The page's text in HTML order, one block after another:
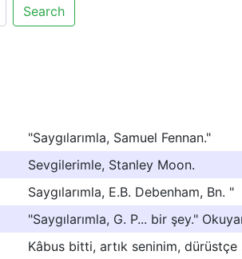
Search
"Saygılarımla, Samuel Fennan."
Sevgilerimle, Stanley Moon.
Saygılarımla, E.B. Debenham, Bn. "
"Saygılarımla, G. P... bir şey."
Kâbus bitti, artık seninim, dürüstçe